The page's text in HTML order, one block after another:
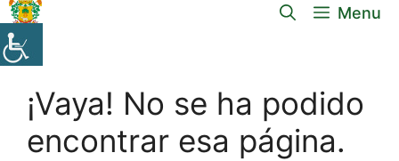
Menu
¡Vaya! No se ha podido
encontrar esa página.